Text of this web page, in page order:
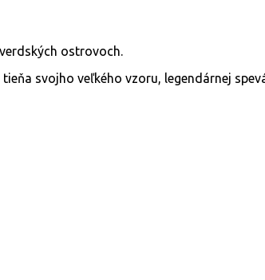
ostrovoch.
svojho veľkého vzoru, legendárnej